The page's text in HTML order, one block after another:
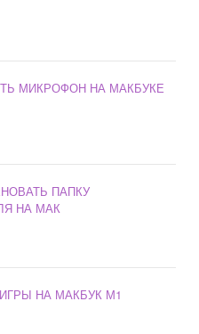
МИКРОФОН НА МАКБУКЕ
ПАПКУ
НА МАК
НА МАКБУК М1